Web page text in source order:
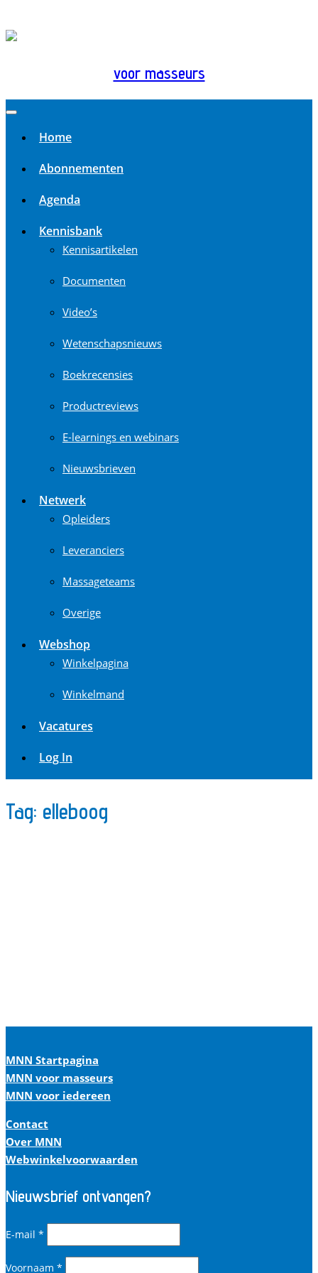
voor masseurs
Home
Abonnementen
Agenda
Kennisbank
Kennisartikelen
Documenten
Video’s
Wetenschapsnieuws
Boekrecensies
Productreviews
E-learnings en webinars
Nieuwsbrieven
Netwerk
Opleiders
Leveranciers
Massageteams
Overige
Webshop
Winkelpagina
Winkelmand
Vacatures
Log In
Tag: elleboog
MNN Startpagina
MNN voor masseurs
MNN voor iedereen
Contact
Over MNN
Webwinkelvoorwaarden
Nieuwsbrief ontvangen?
E-mail *
Voornaam *